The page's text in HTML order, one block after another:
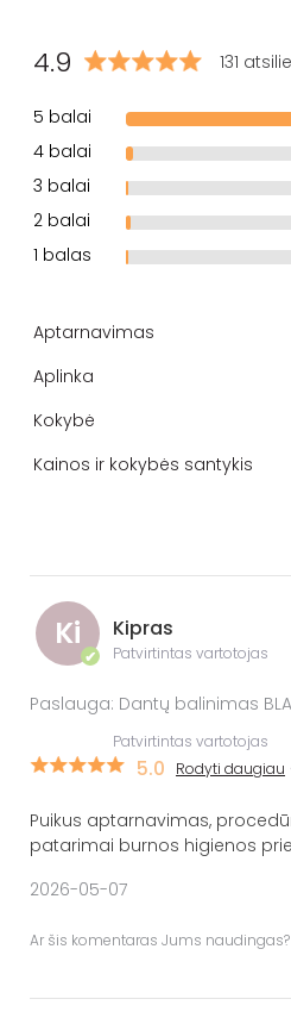
4.9 131
5 balai
4 balai
3 balai
2 balai
1 balas
Aptarnavimas
Aplinka
Kokybė
Kainos ir kokybės santykis
Ki
✔
Kipras
Patvirtintas vartotojas
Paslauga: Dantų balinimas
Patvirtintas vartotojas
5.0 Rodyti daugiau
Puikus aptarnavimas,
patarimai burnos higienos
2026-05-07
Ar šis komentaras Jums naudingas?